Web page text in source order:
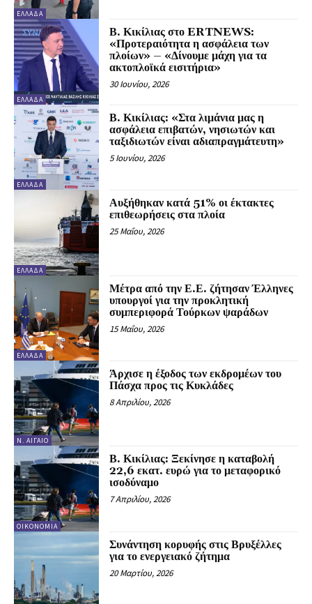
ΕΛΛΆΔΑ
ΕΛΛΆΔΑ
Β. Κικίλιας στο ERTNEWS:
«Προτεραιότητα η ασφάλεια των
πλοίων» – «Δίνουμε μάχη για τα
ακτοπλοϊκά εισιτήρια»
30 Ιουνίου, 2026
ΕΛΛΆΔΑ
Β. Κικίλιας: «Στα λιμάνια μας η
ασφάλεια επιβατών, νησιωτών και
ταξιδιωτών είναι αδιαπραγμάτευτη»
5 Ιουνίου, 2026
ΕΛΛΆΔΑ
Αυξήθηκαν κατά 51% οι έκτακτες
επιθεωρήσεις στα πλοία
25 Μαΐου, 2026
ΕΛΛΆΔΑ
Μέτρα από την Ε.Ε. ζήτησαν Έλληνες
υπουργοί για την προκλητική
συμπεριφορά Τούρκων ψαράδων
15 Μαΐου, 2026
Ν. ΑΙΓΑΊΟ
Άρχισε η έξοδος των εκδρομέων του
Πάσχα προς τις Κυκλάδες
8 Απριλίου, 2026
ΟΙΚΟΝΟΜΊΑ
Β. Κικίλιας: Ξεκίνησε η καταβολή
22,6 εκατ. ευρώ για το μεταφορικό
ισοδύναμο
7 Απριλίου, 2026
Συνάντηση κορυφής στις Βρυξέλλες
για το ενεργειακό ζήτημα
20 Μαρτίου, 2026